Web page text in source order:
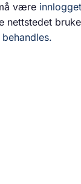
være innlogget
nettstedet